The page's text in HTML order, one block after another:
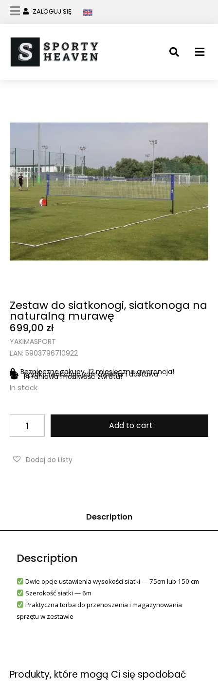
ZALOGUJ SIĘ
Zestaw do siatkonogi, siatkonoga na
naturalną murawę
699,00 zł
YAKIMASPORT
EAN: 5903796710922
Bezpieczne zakupy, 12 miesięczna gwarancja!
Szybka realizacja zamówienia i dostawa
14-dniowa możliwość zwrotu!
In stock
Add to cart
Description
Description
Dwie opcje ustawienia wysokości siatki — 75cm lub 150 cm
Szerokość siatki — 6m
Praktyczna torba do przenoszenia i magazynowania
sprzętu w zestawie
Produkty, które mogą Ci się spodobać